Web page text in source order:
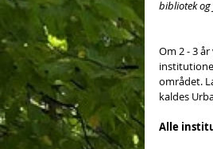
bibliotek og
Om 2 - 3
området.
kaldes
Alle